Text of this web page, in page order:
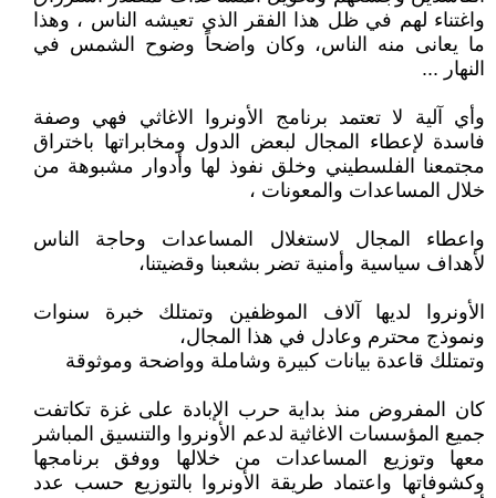
واغتناء لهم في ظل هذا الفقر الذي تعيشه الناس ، وهذا
ما يعانى منه الناس، وكان واضحاً وضوح الشمس في
النهار ...
وأي آلية لا تعتمد برنامج الأونروا الاغاثي فهي وصفة
فاسدة لإعطاء المجال لبعض الدول ومخابراتها باختراق
مجتمعنا الفلسطيني وخلق نفوذ لها وأدوار مشبوهة من
خلال المساعدات والمعونات ،
واعطاء المجال لاستغلال المساعدات وحاجة الناس
لأهداف سياسية وأمنية تضر بشعبنا وقضيتنا،
الأونروا لديها آلاف الموظفين وتمتلك خبرة سنوات
ونموذج محترم وعادل في هذا المجال،
وتمتلك قاعدة بيانات كبيرة وشاملة وواضحة وموثوقة
كان المفروض منذ بداية حرب الإبادة على غزة تكاتفت
جميع المؤسسات الاغاثية لدعم الأونروا والتنسيق المباشر
معها وتوزيع المساعدات من خلالها ووفق برنامجها
وكشوفاتها واعتماد طريقة الأونروا بالتوزيع حسب عدد